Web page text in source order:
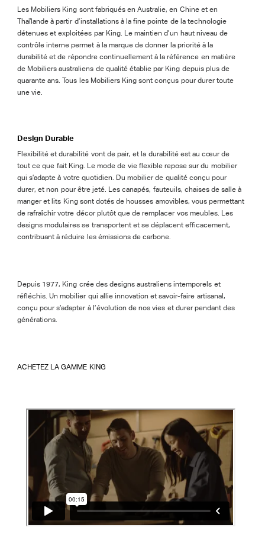
Les Mobiliers King sont fabriqués en Australie, en Chine et en
Thaïlande à partir d’installations à la fine pointe de la technologie
détenues et exploitées par King. Le maintien d’un haut niveau de
contrôle interne permet à la marque de donner la priorité à la
durabilité et de répondre continuellement à la référence en matière
de Mobiliers australiens de qualité établie par King depuis plus de
quarante ans. Tous les Mobiliers King sont conçus pour durer toute
une vie.
Design Durable
Flexibilité et durabilité vont de pair, et la durabilité est au cœur de
tout ce que fait King. Le mode de vie flexible repose sur du mobilier
qui s’adapte à votre quotidien. Du mobilier de qualité conçu pour
durer, et non pour être jeté. Les canapés, fauteuils, chaises de salle à
manger et lits King sont dotés de housses amovibles, vous permettant
de rafraîchir votre décor plutôt que de remplacer vos meubles. Les
designs modulaires se transportent et se déplacent efficacement,
contribuant à réduire les émissions de carbone.
Depuis 1977, King crée des designs australiens intemporels et
réfléchis. Un mobilier qui allie innovation et savoir-faire artisanal,
conçu pour s’adapter à l’évolution de nos vies et durer pendant des
générations.
ACHETEZ LA GAMME KING